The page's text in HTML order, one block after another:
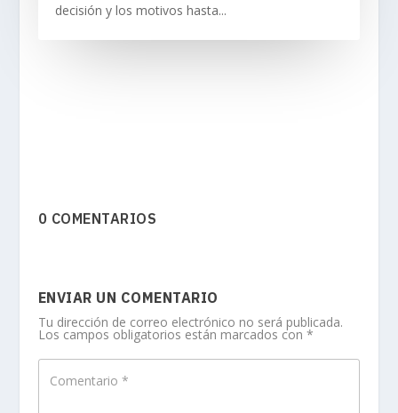
decisión y los motivos hasta...
0 COMENTARIOS
ENVIAR UN COMENTARIO
Tu dirección de correo electrónico no será publicada.
Los campos obligatorios están marcados con *